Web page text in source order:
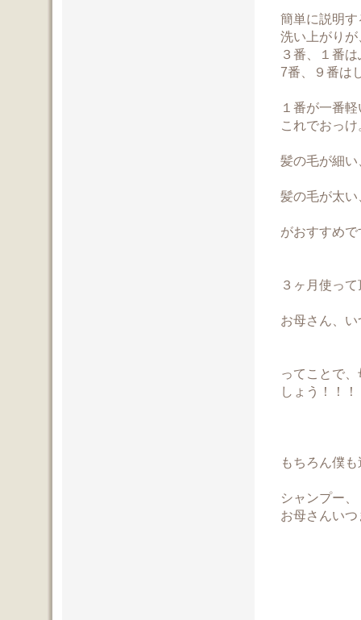
簡単に説明す
洗い上がり
３番、１番
7番、９番は
１番が一番
これでおっけ
髪の毛が細
髪の毛が太
がおすすめで
３ヶ月使っ
お母さん、
ってことで
しょう！！！
もちろん僕
シャンプー
お母さんい